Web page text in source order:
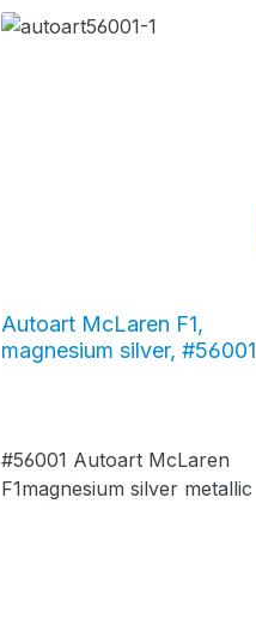
Autoart McLaren F1,
magnesium silver, #56001
#56001 Autoart McLaren
F1magnesium silver metallic